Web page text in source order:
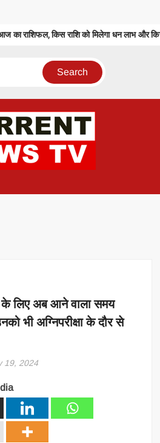
किस राशि को मिलेगा धन लाभ और किसे
के लिए अब आने वाला समय
भी अग्निपरीक्षा के दौर से
19, 2024